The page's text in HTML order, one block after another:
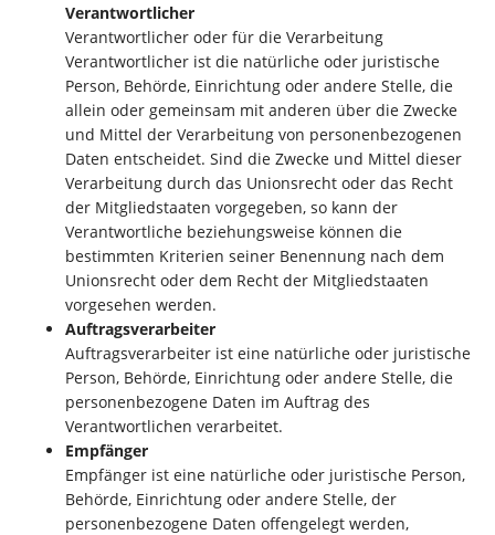
Verantwortlicher
Verantwortlicher oder für die Verarbeitung
Verantwortlicher ist die natürliche oder juristische
Person, Behörde, Einrichtung oder andere Stelle, die
allein oder gemeinsam mit anderen über die Zwecke
und Mittel der Verarbeitung von personenbezogenen
Daten entscheidet. Sind die Zwecke und Mittel dieser
Verarbeitung durch das Unionsrecht oder das Recht
der Mitgliedstaaten vorgegeben, so kann der
Verantwortliche beziehungsweise können die
bestimmten Kriterien seiner Benennung nach dem
Unionsrecht oder dem Recht der Mitgliedstaaten
vorgesehen werden.
Auftragsverarbeiter
Auftragsverarbeiter ist eine natürliche oder juristische
Person, Behörde, Einrichtung oder andere Stelle, die
personenbezogene Daten im Auftrag des
Verantwortlichen verarbeitet.
Empfänger
Empfänger ist eine natürliche oder juristische Person,
Behörde, Einrichtung oder andere Stelle, der
personenbezogene Daten offengelegt werden,